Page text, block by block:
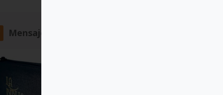
Mensajero